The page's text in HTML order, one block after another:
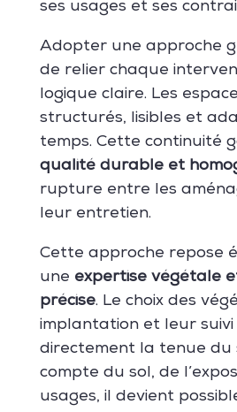
ses usages et ses
Adopter une approche
de relier chaque
logique claire. Les
structurés, lisibles et
temps. Cette continuité
qualité durable et
rupture entre les
leur entretien.
Cette approche repose
une expertise végétale
précise. Le choix des
implantation et leur
directement la tenue du
compte du sol, de
usages, il devient